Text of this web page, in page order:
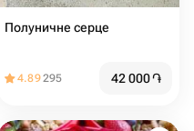
Полуничне серце
4.89295 42 000֏